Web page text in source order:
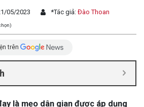
05/2023 *Tác giả: Đào Thoan
trên
là mẹo dân gian được áp dụng